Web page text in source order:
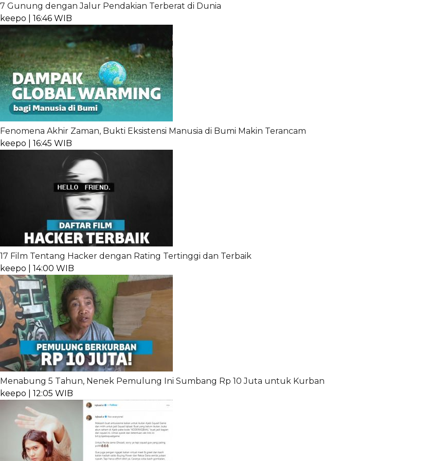
7 Gunung dengan Jalur Pendakian Terberat di Dunia
keepo | 16:46 WIB
Fenomena Akhir Zaman, Bukti Eksistensi Manusia di Bumi Makin Terancam
keepo | 16:45 WIB
17 Film Tentang Hacker dengan Rating Tertinggi dan Terbaik
keepo | 14:00 WIB
Menabung 5 Tahun, Nenek Pemulung Ini Sumbang Rp 10 Juta untuk Kurban
keepo | 12:05 WIB